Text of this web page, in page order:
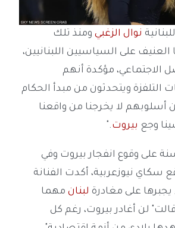
نوال الزغبي ومنذ تلك
على السياسيين اللبنانيين،
الاجتماعي، مؤكدة أنهم
ويتحدثون من مبدأ الحكام
أسلوبهم لا يخرجنا من واقعنا
وجع بيروت."
على وقوع انفجار بيروت وفي
نيوزعربية، أكدت الفنانة
على مغادرة لبنان مهما
لن أغادر بيروت، رغم كل